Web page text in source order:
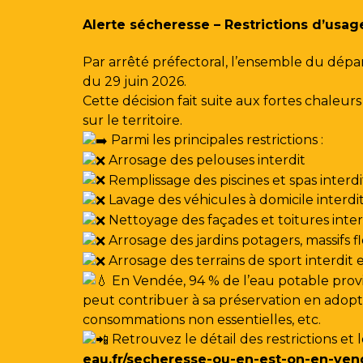
Alerte sécheresse – Restrictions
Par arrêté préfectoral, l’ensemble du
du 29 juin 2026.
Cette décision fait suite aux fortes
sur le territoire.
Parmi les principales restrictions :
Arrosage des pelouses interdit
Remplissage des piscines et spas
Lavage des véhicules à domicile interdit
Nettoyage des façades et toitures
Arrosage des jardins potagers,
Arrosage des terrains de sport interdit
En Vendée, 94 % de l’eau potable
peut contribuer à sa préservation en
consommations non essentielles, etc.
Retrouvez le détail des restrictions et
eau.fr/secheresse-ou-en-est-on-en-